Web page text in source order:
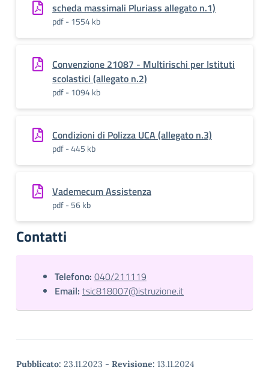
scheda massimali Pluriass allegato n.1)
pdf - 1554 kb
Convenzione 21087 - Multirischi per Istituti
scolastici (allegato n.2)
pdf - 1094 kb
Condizioni di Polizza UCA (allegato n.3)
pdf - 445 kb
Vademecum Assistenza
pdf - 56 kb
Contatti
Telefono: 040/211119
Email: tsic818007@istruzione.it
Pubblicato: 23.11.2023 - Revisione: 13.11.2024